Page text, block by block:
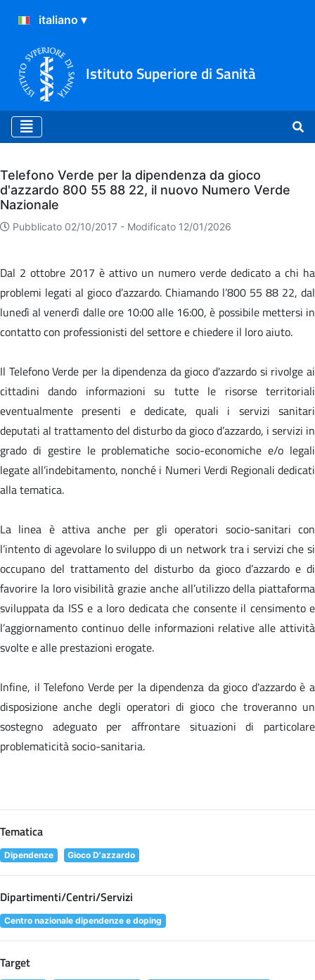
Istituto Superiore di Sanità
Archivio
Telefono Verde per la dipendenza da gioco
d'azzardo 800 55 88 22, il nuovo Numero Verde
Nazionale
Pubblicato 02/10/2017 - Modificato 12/01/2026
Dal 2 ottobre 2017 è attivo un numero verde dedicato a chi ha
problemi legati al gioco d’azzardo. Chiamando l’800 55 88 22, dal
lunedì al venerdì dalle ore 10:00 alle 16:00, è possibile mettersi in
contatto con professionisti del settore e chiedere il loro aiuto.
Il Telefono Verde per la dipendenza da gioco d'azzardo si rivolge ai
cittadini dando informazioni su tutte le risorse territoriali
eventualmente presenti e dedicate, quali i servizi sanitari
deputati al trattamento del disturbo da gioco d’azzardo, i servizi in
grado di gestire le problematiche socio-economiche e/o legali
legate all’indebitamento, nonché i Numeri Verdi Regionali dedicati
alla tematica.
La linea è attiva anche per gli operatori socio-sanitari con
l’intento di agevolare lo sviluppo di un network tra i servizi che si
occupano del trattamento del disturbo da gioco d’azzardo e di
favorire la loro visibilità grazie anche all’utilizzo della piattaforma
sviluppata da ISS e a loro dedicata che consente il censimento e
l’aggiornamento continuo delle informazioni relative alle attività
svolte e alle prestazioni erogate.
Infine, il Telefono Verde per la dipendenza da gioco d'azzardo è a
disposizione anche degli operatori di gioco che troveranno un
sostegno adeguato per affrontare situazioni di particolare
problematicità socio-sanitaria.
Tematica
Dipendenze Gioco D'azzardo
Dipartimenti/Centri/Servizi
Centro nazionale dipendenze e doping
Target